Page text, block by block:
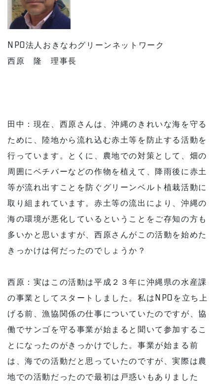
NPO法人おきなわグリーンネットワーク
西原 隆 理事長
田中：現在、西原さんは、沖縄のきれいな海を守る
ために、陸地から流れ込む赤土等を防止する活動を
行っています。とくに、農地での対策として、畑の
周囲にベチバーなどの作物を植えて、降雨後に赤土
等が流れ出すことを防ぐグリーンベルト植栽活動に
取り組まれています。赤土等の流出により、沖縄の
海の環境が悪化しているということをご存知の方も
多いかと思いますが、西原さんがこの活動を始めた
きっかけは何だったのでしょうか？
西原：実はこの活動は平成２３年に沖縄県の水産課
の事業としてスタートしました。私はNPOを立ち上
げる前、漁協関係の仕事についていたのですが、協
働でサンゴを守る事業が始まると聞いて参加するこ
とになったのがきっかけでした。事業が始まる前
は、海での活動だと思っていたのですが、実際は農
地での活動だったので最初は戸惑いもありました